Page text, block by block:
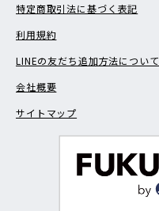
特定商取引法に基づく表記
利用規約
LINEの友だち追加方法について
会社概要
サイトマップ